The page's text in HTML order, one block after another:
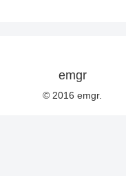
emgr
© 2016 emgr.